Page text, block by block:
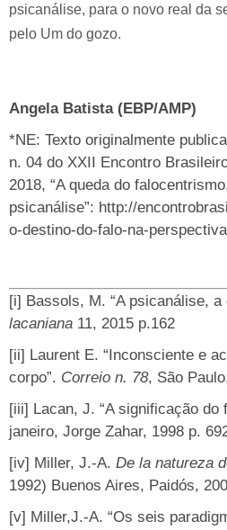
psicanálise, para o novo real da
pelo Um do gozo.
Angela Batista (EBP/AMP)
*NE: Texto originalmente
n. 04 do XXII Encontro
2018, “A queda do
psicanálise”: http://
o-destino-do-falo-na-
[i] Bassols, M. “A psicanálise, a
lacaniana 11, 2015 p.162
[ii] Laurent E. “Inconsciente e
corpo”. Correio n. 78, São
[iii] Lacan, J. “A significação do
janeiro, Jorge Zahar, 1998 p.
[iv] Miller, J.-A. De la natureza
1992) Buenos Aires, Paidós,
[v] Miller,J.-A. “Os seis